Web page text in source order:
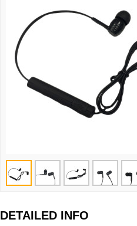
DETAILED INFO